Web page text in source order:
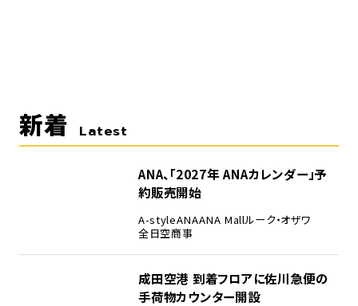
新着 Latest
ANA、「2027年 ANAカレンダー」予
約販売開始
A-styleANAANA Mallルーク・オザワ
全日空商事
成田空港 到着フロアに佐川急便の
手荷物カウンター開設